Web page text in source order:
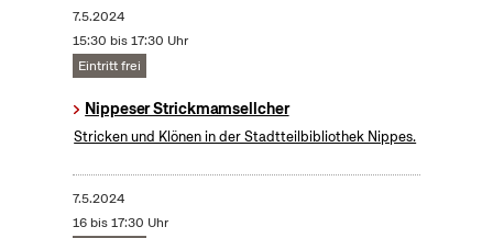
7.5.2024
15:30 bis 17:30 Uhr
Eintritt frei
Nippeser Strickmamsellcher
Stricken und Klönen in der Stadtteilbibliothek Nippes.
7.5.2024
16 bis 17:30 Uhr